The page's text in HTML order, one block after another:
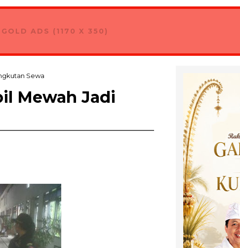
Jadi Minuman Kekinian di Sukawat
GOLD ADS (1170 X 350)
Sewa
Mewah Jadi